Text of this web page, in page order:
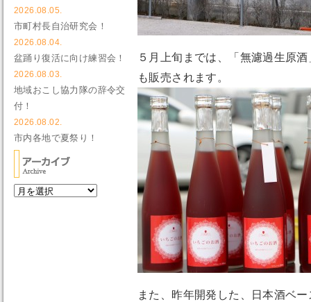
５月上旬までは、「無濾過生原
も販売されます。
また、昨年開発した、日本酒ベ
2026.08.05.
市町村長自治研究会！
2026.08.04.
盆踊り復活に向け練習会！
2026.08.03.
地域おこし協力隊の辞令交
付！
2026.08.02.
市内各地で夏祭り！